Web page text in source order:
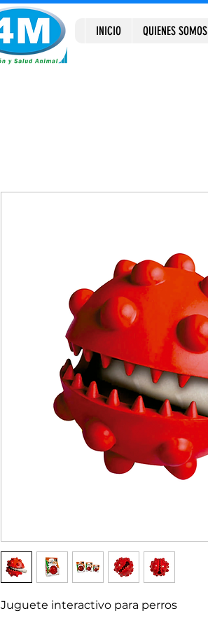
INICIO QUIENES SOMOS
Juguete interactivo para perros